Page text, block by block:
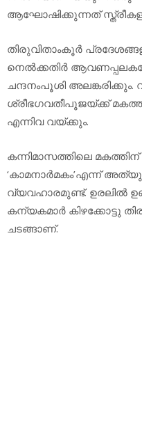
ആഘോഷിക്കുന്നത്
തിരുവിതാംകൂര്‍
നെല്‍ക്കതിര്‍
ചന്ദനംപൂശി
ശ്രീഭഗവതീപൂജയ്ക്ക്
എന്നിവ വയ്ക്കും.
കന്നിമാസത്തിലെ
‘കാമനാര്‍മകം’എന്ന്
വ്യവഹാരമുണ്ട്. ഉരലില്‍
കന്യകമാര്‍ കിഴക്കോട്ടു
ചടങ്ങാണ്.